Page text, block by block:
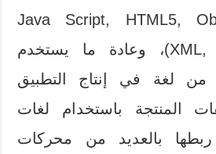
Java Script, HTML5,
XML, Python, Ruby)، وعادة ما يستخدم
من لغة في إنتاج التطبيق
المنتجة باستخدام لغات
ربطها بالعديد من محركات